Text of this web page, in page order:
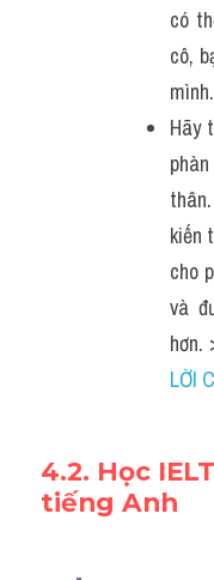
có
cô,
mình.
Hãy
kiến
cho
và
hơn.
LỜI
4.2. Học
tiếng Anh